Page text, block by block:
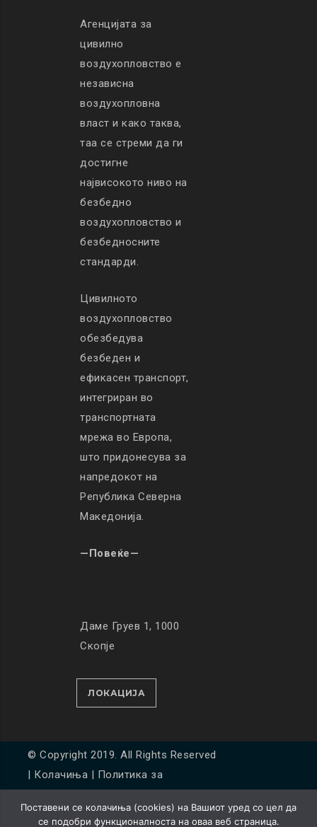
Агенцијата за
цивилно
воздухопловство е
независна
воздухопловна
власт и како таква,
таа се стреми да ги
достигне
највисокото ниво на
безбедно
воздухопловство и
безбедносните
стандарди.
Цивилното
воздухопловство
обезбедува
безбеден и
ефикасен транспорт,
интегриран во
транспортната
мрежа во Европа,
што придонесува за
напредокот на
Република Северна
Македонија.
—Повеќе—
Даме Груев 1, 1000
Скопје
ЛОКАЦИЈА
© Copyright 2019. All Rights Reserved
| Колачиња | Политика за
Developed byUnet
Поставени се колачиња (cookies) на Вашиот уред со цел да
се подобри функционалноста на оваа веб страница.